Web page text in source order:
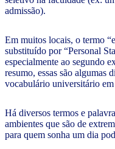
admissão).
Em muitos locais, o termo
substituído por “Personal
especialmente ao segundo
resumo, essas são algumas
vocabulário universitário
Há diversos termos e
ambientes que são de
para quem sonha um dia